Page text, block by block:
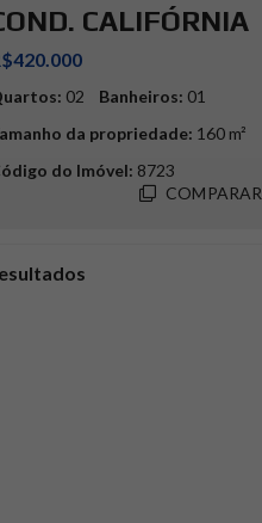
CALIFÓRNIA
02 Banheiros: 01
da propriedade: 160 m²
do Imóvel: 8723
COMPARAR